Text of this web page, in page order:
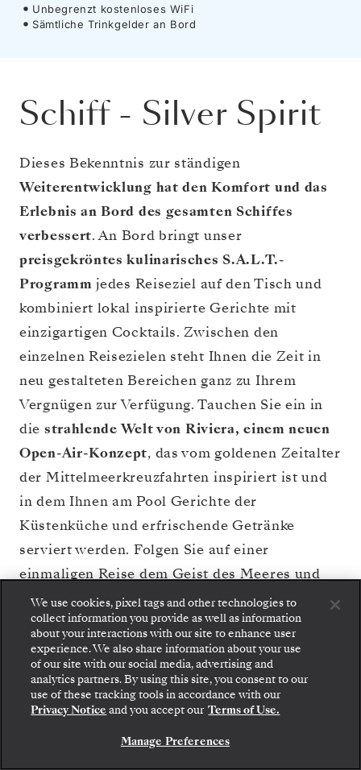
Unbegrenzt kostenloses WiFi
Sämtliche Trinkgelder an Bord
Schiff- Silver Spirit
Dieses Bekenntnis zur ständigen
Weiterentwicklung hat den Komfort und das
Erlebnis an Bord des gesamten Schiffes
verbessert. An Bord bringt unser
preisgekröntes kulinarisches S.A.L.T.-
Programm jedes Reiseziel auf den Tisch und
kombiniert lokal inspirierte Gerichte mit
einzigartigen Cocktails. Zwischen den
einzelnen Reisezielen steht Ihnen die Zeit in
neu gestalteten Bereichen ganz zu Ihrem
Vergnügen zur Verfügung. Tauchen Sie ein in
die strahlende Welt von Riviera, einem neuen
Open-Air-Konzept, das vom goldenen Zeitalter
der Mittelmeerkreuzfahrten inspiriert ist und
in dem Ihnen am Pool Gerichte der
Küstenküche und erfrischende Getränke
serviert werden. Folgen Sie auf einer
einmaligen Reise dem Geist des Meeres und
dem Ruf der Reise.
KREUZFAHRT BUCHEN
DECKPLAN
ANSCHAUEN
Gehen Sie an Bord: Wählen Sie Ihre Suite und
prüfen Sie die Preise und Inklusivleistungen, bevor
Sie Ihre Silversea-Reise sicher bestätigen.
BUCHEN SIE IHRE SUITE
We use cookies, pixel tags and other technologies to
collect information you provide as well as information
about your interactions with our site to enhance user
experience. We also share information about your use
of our site with our social media, advertising and
analytics partners. By using this site, you consent to our
use of these tracking tools in accordance with our
Privacy Notice and you accept our Terms of Use.
Manage Preferences